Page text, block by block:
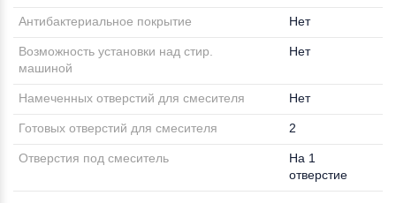
Антибактериальное покрытие Нет
Возможность установки над стир.
машиной
Нет
Намеченных отверстий для смесителя Нет
Готовых отверстий для смесителя 2
Отверстия под смеситель
На 1
отверстие